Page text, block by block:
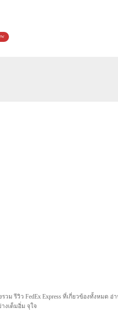
วม รีวิว FedEx Express ที่เกี่ยวข้องทั้งหมด อ่า
งเต็มอิ่ม จุใจ